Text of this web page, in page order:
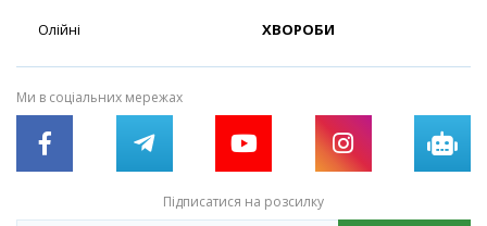
Олійні ХВОРОБИ
Ми в соціальних мережах
Підписатися на розсилку